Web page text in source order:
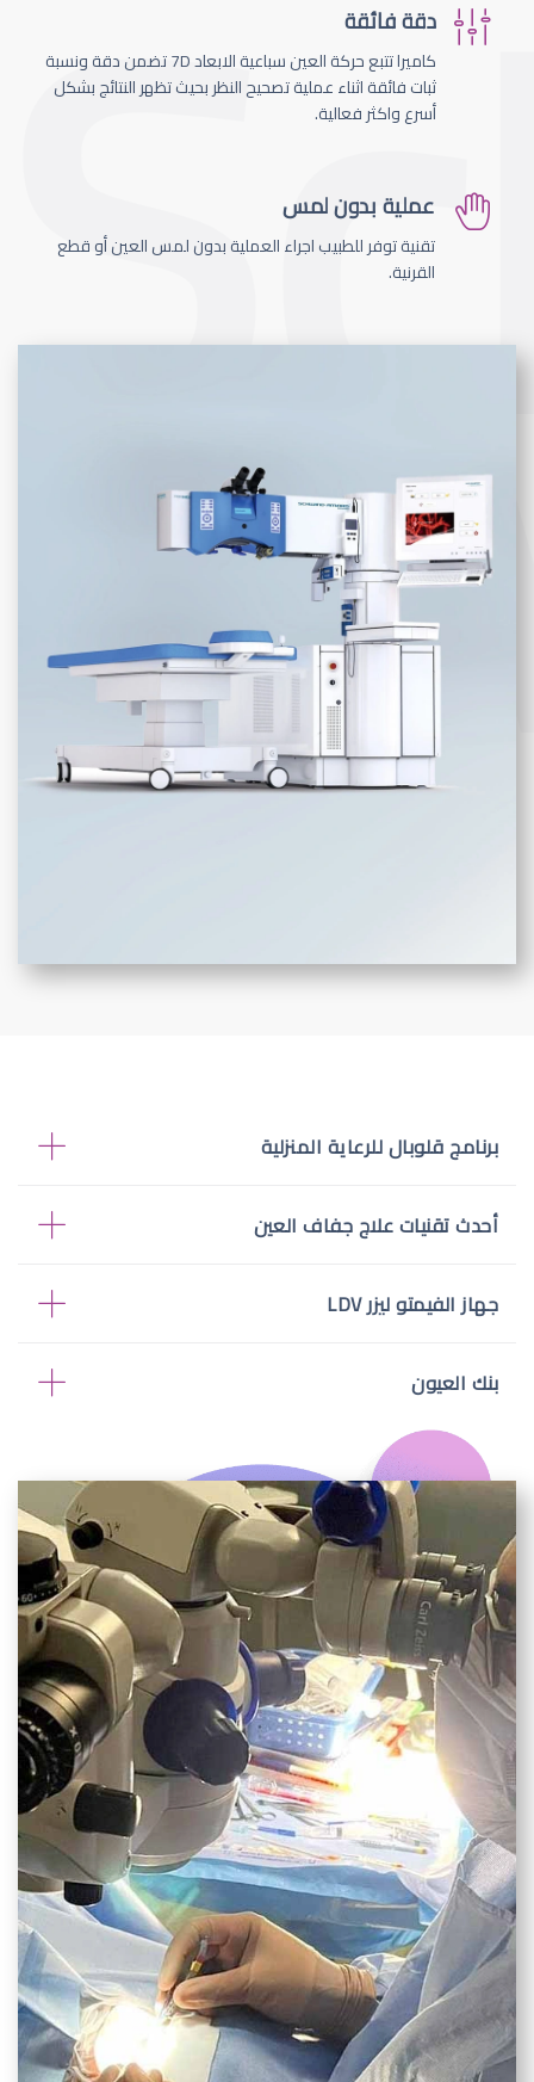
دقة فائقة
كاميرا تتبع حركة العين سباعية الابعاد 7D تضمن دقة ونسبة
ثبات فائقة اثناء عملية تصحيح النظر بحيث تظهر النتائج بشكل
أسرع واكثر فعالية.
عملية بدون لمس
تقنية توفر للطبيب اجراء العملية بدون لمس العين أو قطع
القرنية.
برنامج قلوبال للرعاية المنزلية
أحدث تقنيات علاج جفاف العين
جهاز الفيمتو ليزر LDV
بنك العيون